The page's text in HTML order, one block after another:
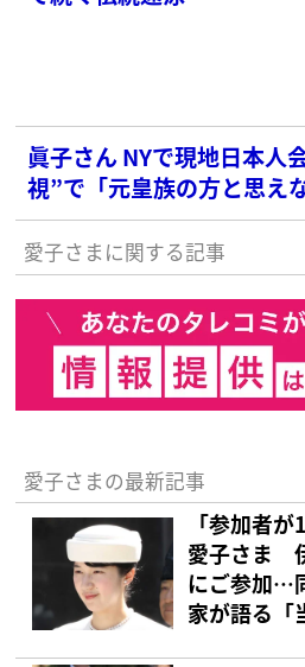
眞子さん NYで現地日本人
視”で「元皇族の方と思え
愛子さまに関する記事
愛子さまの最新記事
「参加者
愛子さま
にご参加…
家が語る「